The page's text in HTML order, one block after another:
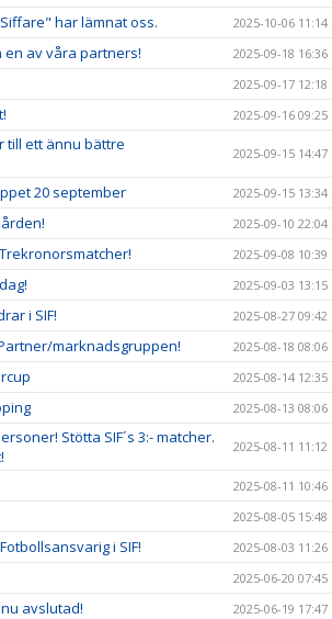
har lämnat oss.
2025-10-06 11:14
en av våra partners! 2025-09-18 16:36
2025-09-17 12:18
2025-09-16 09:25
till ett ännu bättre
2025-09-15 14:47
20 september 2025-09-15 13:34
2025-09-10 22:04
2025-09-08 10:39
2025-09-03 13:15
i SIF! 2025-08-27 09:42
marknadsgruppen! 2025-08-18 08:06
2025-08-14 12:35
2025-08-13 08:06
Stötta SIF´s 3:- matcher.
2025-08-11 11:12
2025-08-11 10:46
2025-08-05 15:48
i SIF! 2025-08-03 11:26
2025-06-20 07:45
avslutad! 2025-06-19 17:47